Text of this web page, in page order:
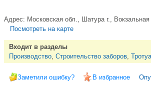
Адрес: Московская обл., Шатура г.,
Посмотреть на карте
Входит в разделы
Производство, Строительство заборов,
Заметили ошибку? В избранное